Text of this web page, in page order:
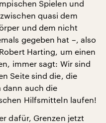
Spielen und
quasi dem
und dem nicht
gegeben hat –, also
Harting, um einen
immer sagt: Wir sind
Seite sind die, die
dann auch die
Hilfsmitteln laufen!
dafür, Grenzen jetzt